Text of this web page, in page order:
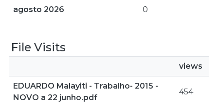
agosto 2026 0
File Visits
views
EDUARDO Malayiti - Trabalho- 2015 -
NOVO a 22 junho.pdf
454